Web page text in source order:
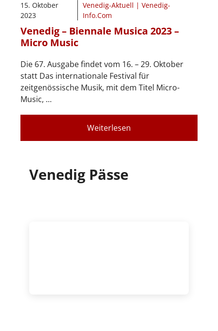
15. Oktober
2023
Venedig-Aktuell | Venedig-
Info.Com
Venedig – Biennale Musica 2023 –
Micro Music
Die 67. Ausgabe findet vom 16. – 29. Oktober
statt Das internationale Festival für
zeitgenössische Musik, mit dem Titel Micro-
Music, …
Weiterlesen
Venedig Pässe